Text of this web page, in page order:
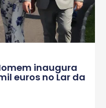
inaugura
euros no Lar da